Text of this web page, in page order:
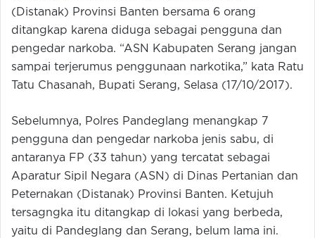
(Distanak) Provinsi Banten bersama 6 orang
ditangkap karena diduga sebagai pengguna dan
pengedar narkoba. “ASN Kabupaten Serang jangan
sampai terjerumus penggunaan narkotika,” kata Ratu
Tatu Chasanah, Bupati Serang, Selasa (17/10/2017).
Sebelumnya, Polres Pandeglang menangkap 7
pengguna dan pengedar narkoba jenis sabu, di
antaranya FP (33 tahun) yang tercatat sebagai
Aparatur Sipil Negara (ASN) di Dinas Pertanian dan
Peternakan (Distanak) Provinsi Banten. Ketujuh
tersagngka itu ditangkap di lokasi yang berbeda,
yaitu di Pandeglang dan Serang, belum lama ini.